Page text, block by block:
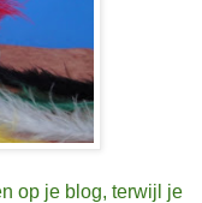
op je blog, terwijl je